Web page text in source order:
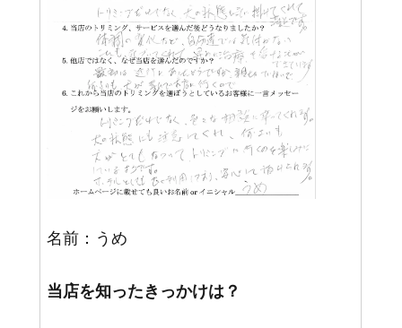
名前：うめ
当店を知ったきっかけは？